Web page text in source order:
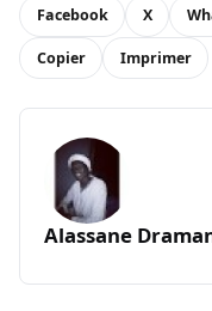
Facebook X
Copier Imprimer
Alassane